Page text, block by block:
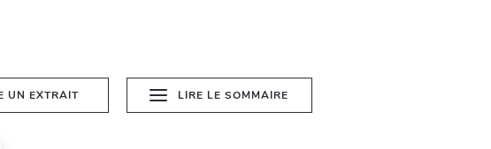
UN EXTRAIT LIRE LE SOMMAIRE